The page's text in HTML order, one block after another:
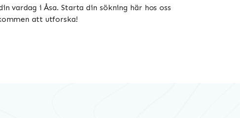
vardag i Åsa. Starta din sökning här hos oss
att utforska!